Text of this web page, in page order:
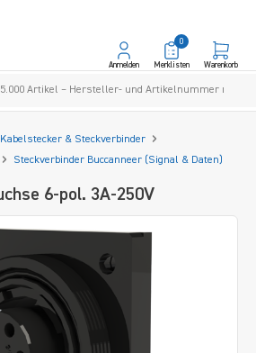
Anmelden Merklisten
0
Warenkorb
Kabelstecker & Steckverbinder
Steckverbinder Buccanneer (Signal & Daten)
6-pol. 3A-250V